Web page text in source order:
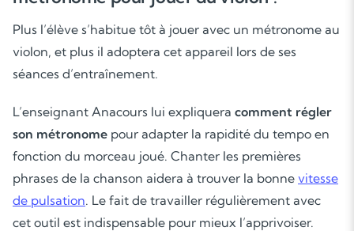
Plus l’élève s’habitue tôt à jouer avec un métronome au
violon, et plus il adoptera cet appareil lors de ses
séances d’entraînement.
L’enseignant Anacours lui expliquera comment régler
son métronome pour adapter la rapidité du tempo en
fonction du morceau joué. Chanter les premières
phrases de la chanson aidera à trouver la bonne vitesse
de pulsation. Le fait de travailler régulièrement avec
cet outil est indispensable pour mieux l’apprivoiser.